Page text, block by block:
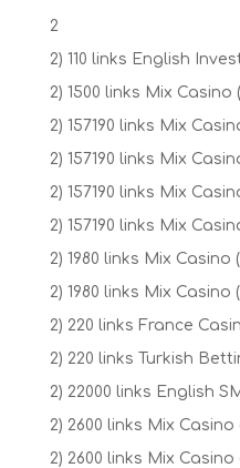
2
2) 110 links English
2) 1500 links Mix Casino
2) 157190 links Mix
2) 157190 links Mix
2) 157190 links Mix
2) 157190 links Mix
2) 1980 links Mix Casino
2) 1980 links Mix Casino
2) 220 links France
2) 220 links Turkish
2) 22000 links English
2) 2600 links Mix
2) 2600 links Mix